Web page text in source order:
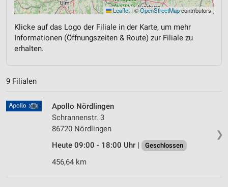
Leaflet |©OpenStreetMapcontributors
Klicke auf das Logo der Filiale in der Karte, um mehr
Informationen (Öffnungszeiten & Route) zur Filiale zu
erhalten.
9 Filialen
❯
Apollo Nördlingen
Schrannenstr. 3
86720 Nördlingen
Heute 09:00 - 18:00 Uhr |
Geschlossen
456,64 km